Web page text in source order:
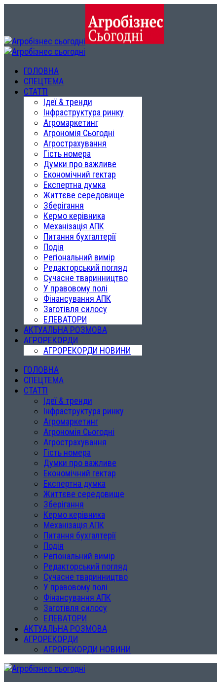
ГОЛОВНА
СПЕЦТЕМА
СТАТТІ
Ідеї & тренди
Інфраструктура ринку
Агромаркетинг
Агрономія Сьогодні
Агрострахування
Гість номера
Думки про важливе
Економічний гектар
Експертна думка
Життєве середовище
Зберігання
Кермо керівника
Механізація АПК
Питання бухгалтерії
Подія
Регіональний вимір
Редакторський погляд
Сучасне тваринництво
У правовому полі
Фінансування АПК
Заготівля силосу
ЕЛЕВАТОРИ
АКТУАЛЬНА РОЗМОВА
АГРОРЕКОРДИ
АГРОРЕКОРДИ НОВИНИ
ГОЛОВНА
СПЕЦТЕМА
СТАТТІ
Ідеї & тренди
Інфраструктура ринку
Агромаркетинг
Агрономія Сьогодні
Агрострахування
Гість номера
Думки про важливе
Економічний гектар
Експертна думка
Життєве середовище
Зберігання
Кермо керівника
Механізація АПК
Питання бухгалтерії
Подія
Регіональний вимір
Редакторський погляд
Сучасне тваринництво
У правовому полі
Фінансування АПК
Заготівля силосу
ЕЛЕВАТОРИ
АКТУАЛЬНА РОЗМОВА
АГРОРЕКОРДИ
АГРОРЕКОРДИ НОВИНИ